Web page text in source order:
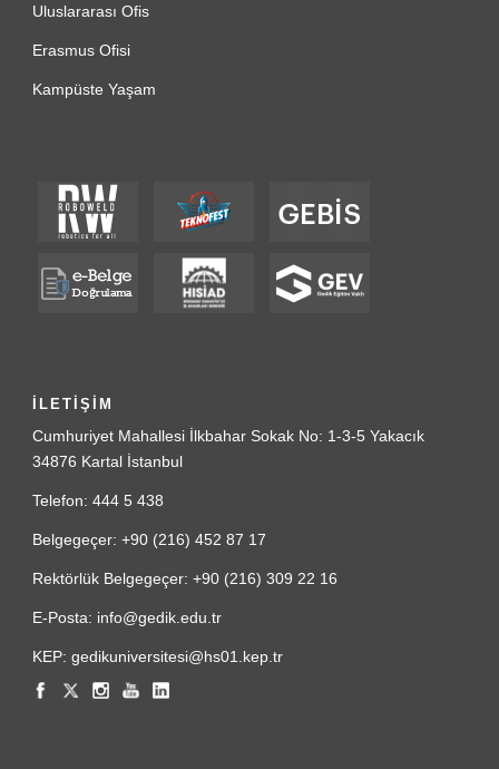
Uluslararası Ofis
Erasmus Ofisi
Kampüste Yaşam
İLETİŞİM
Cumhuriyet Mahallesi İlkbahar Sokak No: 1-3-5 Yakacık
34876 Kartal İstanbul
Telefon: 444 5 438
Belgegeçer: +90 (216) 452 87 17
Rektörlük Belgegeçer: +90 (216) 309 22 16
E-Posta: info@gedik.edu.tr
KEP: gedikuniversitesi@hs01.kep.tr